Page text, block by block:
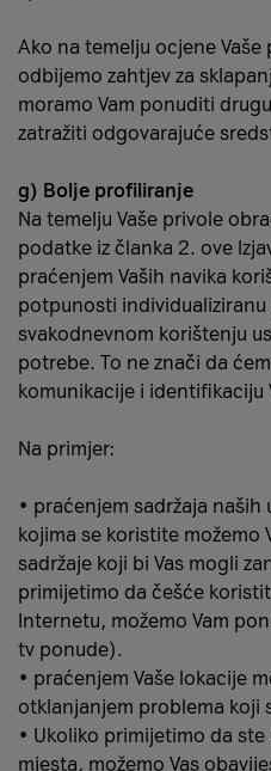
Ako na temelju ocjene
odbijemo zahtjev za
moramo Vam ponuditi
zatražiti odgovarajuće
g) Bolje profiliranje
Na temelju Vaše privole
podatke iz članka 2. ove
praćenjem Vaših navika
potpunosti
svakodnevnom korištenju
potrebe. To ne znači da
komunikacije i identifikaciju
Na primjer:
• praćenjem sadržaja
kojima se koristite možemo
sadržaje koji bi Vas mogli
primijetimo da češće
Internetu, možemo Vam
tv ponude).
• praćenjem Vaše lokacije
otklanjanjem problema koji
• Ukoliko primijetimo da
mjesta, možemo Vas